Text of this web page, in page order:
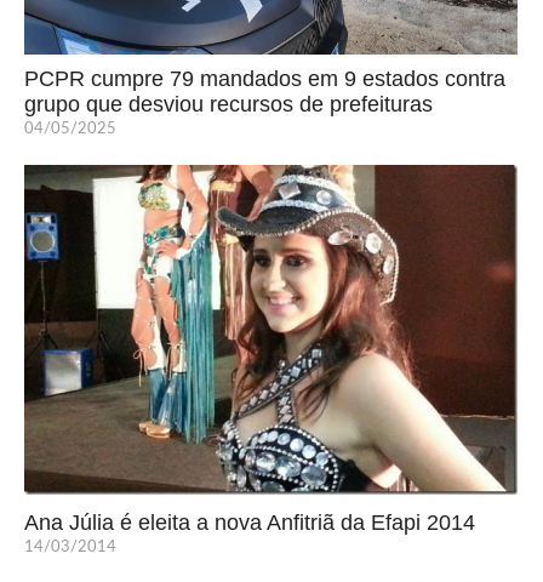
PCPR cumpre 79 mandados em 9 estados contra
grupo que desviou recursos de prefeituras
04/05/2025
Ana Júlia é eleita a nova Anfitriã da Efapi 2014
14/03/2014